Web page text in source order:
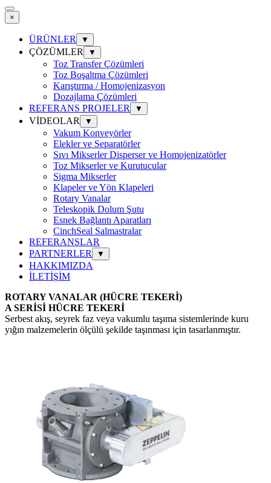
×
ÜRÜNLER ▼
ÇÖZÜMLER ▼
Toz Transfer Çözümleri
Toz Boşaltma Çözümleri
Karıştırma / Homojenizasyon
Dozajlama Çözümleri
REFERANS PROJELER
▼
VİDEOLAR ▼
Vakum Konveyörler
Elekler ve Separatörler
Sıvı Mikserler Disperser ve Homojenizatörler
Toz Mikserler ve Kurutucular
Sigma Mikserler
Klapeler ve Yön Klapeleri
Rotary Vanalar
Teleskopik Dolum Şutu
Esnek Bağlantı Aparatları
CinchSeal Salmastralar
REFERANSLAR
PARTNERLER
▼
HAKKIMIZDA
İLETİŞİM
ROTARY VANALAR (HÜCRE TEKERİ)
A SERİSİ HÜCRE TEKERİ
Serbest akış, seyrek faz veya vakumlu taşıma sistemlerinde kuru
yığın malzemelerin ölçülü şekilde taşınması için tasarlanmıştır.